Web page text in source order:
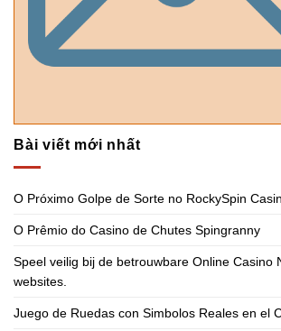
Bài viết mới nhất
O Próximo Golpe de Sorte no RockySpin
O Prêmio do Casino de Chutes Spingranny
Speel veilig bij de betrouwbare Online Casino
websites.
Juego de Ruedas con Simbolos Reales en el